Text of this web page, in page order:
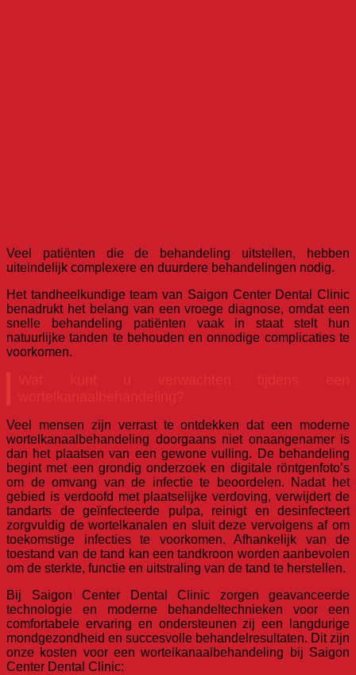
Veel patiënten die de behandeling uitstellen, hebben
uiteindelijk complexere en duurdere behandelingen nodig.
Het tandheelkundige team van Saigon Center Dental Clinic
benadrukt het belang van een vroege diagnose, omdat een
snelle behandeling patiënten vaak in staat stelt hun
natuurlijke tanden te behouden en onnodige complicaties te
voorkomen.
Veel mensen zijn verrast te ontdekken dat een moderne
wortelkanaalbehandeling doorgaans niet onaangenamer is
dan het plaatsen van een gewone vulling. De behandeling
begint met een grondig onderzoek en digitale röntgenfoto’s
om de omvang van de infectie te beoordelen. Nadat het
gebied is verdoofd met plaatselijke verdoving, verwijdert de
tandarts de geïnfecteerde pulpa, reinigt en desinfecteert
zorgvuldig de wortelkanalen en sluit deze vervolgens af om
toekomstige infecties te voorkomen. Afhankelijk van de
toestand van de tand kan een tandkroon worden aanbevolen
om de sterkte, functie en uitstraling van de tand te herstellen.
Bij Saigon Center Dental Clinic zorgen geavanceerde
technologie en moderne behandeltechnieken voor een
comfortabele ervaring en ondersteunen zij een langdurige
mondgezondheid en succesvolle behandelresultaten. Dit zijn
onze kosten voor een wortelkanaalbehandeling bij Saigon
Center Dental Clinic: